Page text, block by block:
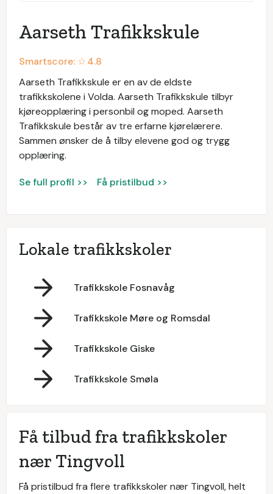
Aarseth Trafikkskule
Smartscore: ☆4.8
Aarseth Trafikkskule er en av de eldste
trafikkskolene i Volda. Aarseth Trafikkskule tilbyr
kjøreopplæring i personbil og moped. Aarseth
Trafikkskule består av tre erfarne kjørelærere.
Sammen ønsker de å tilby elevene god og trygg
opplæring.
Se full profil >> Få pristilbud >>
Lokale trafikkskoler
Trafikkskole Fosnavåg
Trafikkskole Møre og Romsdal
Trafikkskole Giske
Trafikkskole Smøla
Få tilbud fra trafikkskoler
nær Tingvoll
Få pristilbud fra flere trafikkskoler nær Tingvoll, helt